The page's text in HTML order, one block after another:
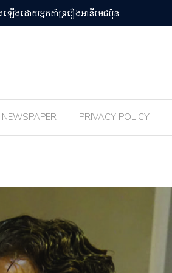
NEWSPAPER PRIVACY POLICY